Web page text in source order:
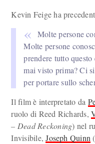
Kevin Feige ha
Molte persone
Molte persone
prendere tutto
mai visto prima? Ci
per portare sullo
Il film è interpretato da
ruolo di Reed Richards,
– Dead Reckoning) nel
Invisibile,Joseph Quinn (